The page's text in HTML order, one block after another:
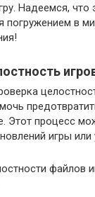
Надеемся, что
погружением в
Этот процесс
игры
файлов